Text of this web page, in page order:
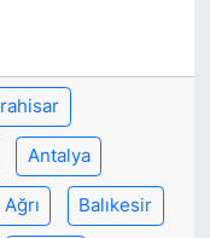
Antalya
Ağrı Balıkesir